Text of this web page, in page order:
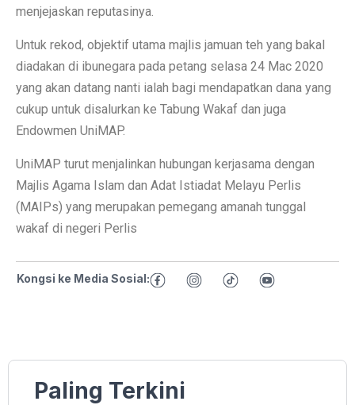
menjejaskan reputasinya.
Untuk rekod, objektif utama majlis jamuan teh yang bakal
diadakan di ibunegara pada petang selasa 24 Mac 2020
yang akan datang nanti ialah bagi mendapatkan dana yang
cukup untuk disalurkan ke Tabung Wakaf dan juga
Endowmen UniMAP.
UniMAP turut menjalinkan hubungan kerjasama dengan
Majlis Agama Islam dan Adat Istiadat Melayu Perlis
(MAIPs) yang merupakan pemegang amanah tunggal
wakaf di negeri Perlis
Kongsi ke Media Sosial:
Paling Terkini